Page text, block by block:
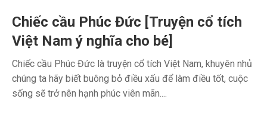
Chiếc cầu Phúc Đức [Truyện cổ tích
Việt Nam ý nghĩa cho bé]
Chiếc cầu Phúc Đức là truyện cổ tích Việt Nam, khuyên nhủ
chúng ta hãy biết buông bỏ điều xấu để làm điều tốt, cuộc
sống sẽ trở nên hạnh phúc viên mãn....